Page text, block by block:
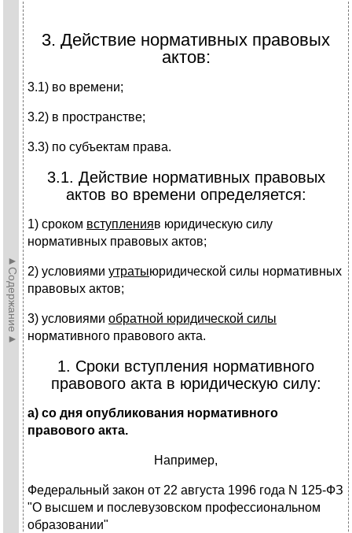
►Содержание►
3. Действие нормативных правовых
актов:
3.1) во времени;
3.2) в пространстве;
3.3) по субъектам права.
3.1. Действие нормативных правовых
актов во времени определяется:
1) сроком вступленияв юридическую силу
нормативных правовых актов;
2) условиями утратыюридической силы нормативных
правовых актов;
3) условиями обратной юридической силы
нормативного правового акта.
1. Сроки вступления нормативного
правового акта в юридическую силу:
а) со дня опубликования нормативного
правового акта.
Например,
Федеральный закон от 22 августа 1996 года N 125-ФЗ
"О высшем и послевузовском профессиональном
образовании"